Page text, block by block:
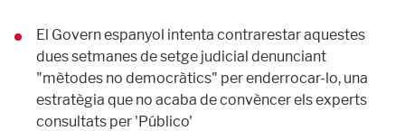
El Govern espanyol intenta contrarestar aquestes
dues setmanes de setge judicial denunciant
"mètodes no democràtics" per enderrocar-lo, una
estratègia que no acaba de convèncer els experts
consultats per 'Público'